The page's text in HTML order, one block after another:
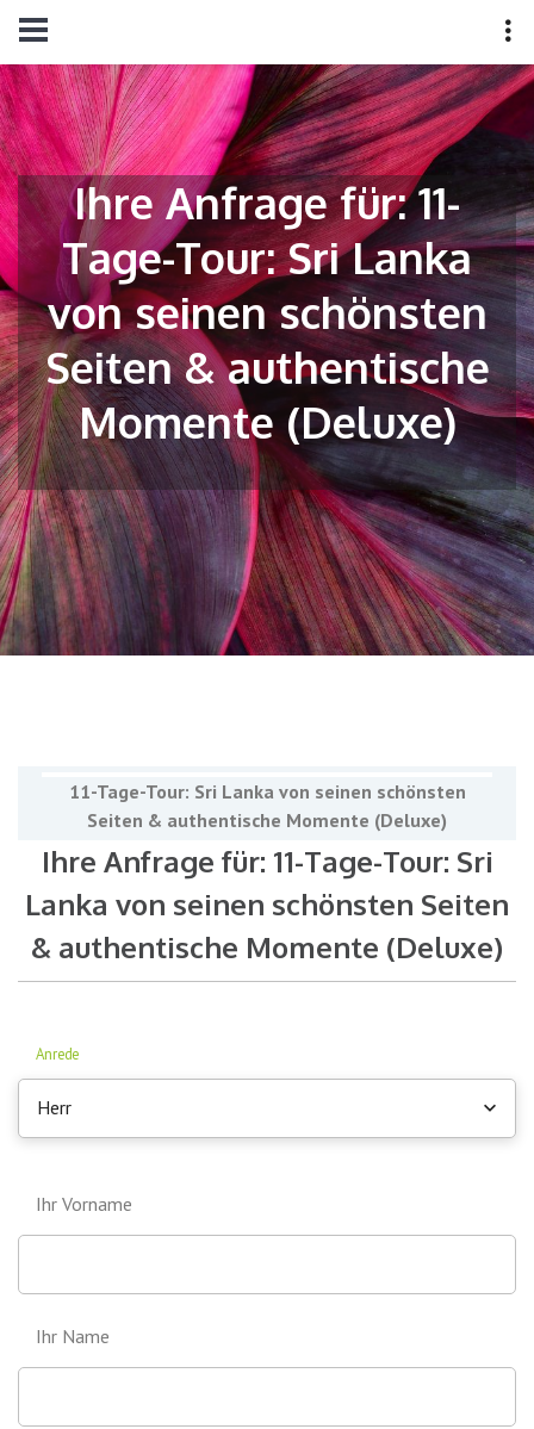
Ihre Anfrage für: 11-
Tage-Tour: Sri Lanka
von seinen schönsten
Seiten & authentische
Momente (Deluxe)
11-Tage-Tour: Sri Lanka von seinen schönsten
Seiten & authentische Momente (Deluxe)
Ihre Anfrage für: 11-Tage-Tour: Sri
Lanka von seinen schönsten Seiten
& authentische Momente (Deluxe)
Anrede
Herr
Ihr Vorname
Ihr Name